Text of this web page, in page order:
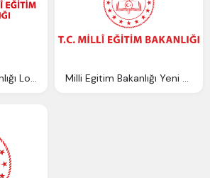
TC Milli Eğitim Bakanlığı Logo PNG Free Download Milli Egitim Bakanlığı Yeni Logo Indir